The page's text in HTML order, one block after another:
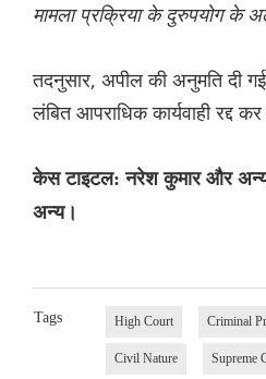
मामला प्रक्रिया के दुरुपयोग के
तदनुसार, अपील की अनुमति दी
लंबित आपराधिक कार्यवाही रद्द
केस टाइटल: नरेश कुमार और अन्य
अन्य।
Tags High Court Criminal
Civil Nature Supreme